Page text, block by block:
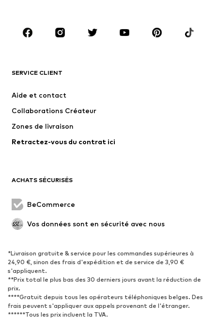
Accessoires
Premium
Nouveautés
Lingerie
Manteaux
Jupes
Occasions spéciales
Nouveautés
Tendance
Baskets
Escarpins et talons hauts
Bottes
Sandales
Chaussures basses
Chaussures de sport
SERVICE CLIENT
Aide et contact
Collaborations Créateur
Zones de livraison
Retractez-vous du contrat ici
ACHATS SÉCURISÉS
BeCommerce
Vos données sont en sécurité avec nous
*Livraison gratuite & service pour les commandes supérieures à
24,90 €, sinon des frais d'expédition et de service de 3,90 €
s'appliquent.
**Prix total le plus bas des 30 derniers jours avant la réduction de
prix.
****Gratuit depuis tous les opérateurs téléphoniques belges. Des
frais peuvent s'appliquer aux appels provenant de l'étranger.
******Tous les prix incluent la TVA.